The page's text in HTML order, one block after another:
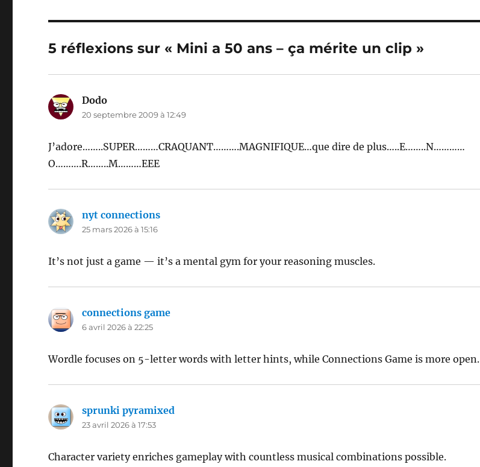
5 réflexions sur « Mini a 50 ans – ça mérite un clip »
Dodo
20 septembre 2009 à 12:49
J’adore……..SUPER………CRAQUANT……….MAGNIFIQUE…que dire de plus…..E……..N…………
O……….R……..M………EEE
nyt connections
25 mars 2026 à 15:16
It’s not just a game — it’s a mental gym for your reasoning muscles.
connections game
6 avril 2026 à 22:25
Wordle focuses on 5-letter words with letter hints, while Connections Game is more open.
sprunki pyramixed
23 avril 2026 à 17:53
Character variety enriches gameplay with countless musical combinations possible.